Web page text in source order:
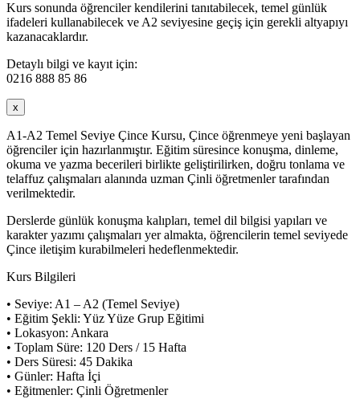
Kurs sonunda öğrenciler kendilerini tanıtabilecek, temel günlük
ifadeleri kullanabilecek ve A2 seviyesine geçiş için gerekli altyapıyı
kazanacaklardır.
Detaylı bilgi ve kayıt için:
0216 888 85 86
x
A1-A2 Temel Seviye Çince Kursu, Çince öğrenmeye yeni başlayan
öğrenciler için hazırlanmıştır. Eğitim süresince konuşma, dinleme,
okuma ve yazma becerileri birlikte geliştirilirken, doğru tonlama ve
telaffuz çalışmaları alanında uzman Çinli öğretmenler tarafından
verilmektedir.
Derslerde günlük konuşma kalıpları, temel dil bilgisi yapıları ve
karakter yazımı çalışmaları yer almakta, öğrencilerin temel seviyede
Çince iletişim kurabilmeleri hedeflenmektedir.
Kurs Bilgileri
• Seviye: A1 – A2 (Temel Seviye)
• Eğitim Şekli: Yüz Yüze Grup Eğitimi
• Lokasyon: Ankara
• Toplam Süre: 120 Ders / 15 Hafta
• Ders Süresi: 45 Dakika
• Günler: Hafta İçi
• Eğitmenler: Çinli Öğretmenler